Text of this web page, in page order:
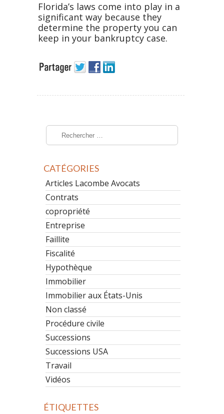
Florida’s laws come into play in a
significant way because they
determine the property you can
keep in your bankruptcy case.
CATÉGORIES
Articles Lacombe Avocats
Contrats
copropriété
Entreprise
Faillite
Fiscalité
Hypothèque
Immobilier
Immobilier aux États-Unis
Non classé
Procédure civile
Successions
Successions USA
Travail
Vidéos
ÉTIQUETTES